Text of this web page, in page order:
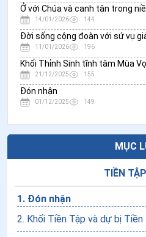
Ở với Chúa và canh tân trong
14/01/2026 144
Đời sống cộng đoàn với sứ vụ
11/01/2026 196
Khối Thỉnh Sinh tĩnh tâm Mùa
21/12/2025 155
Đón nhận
01/12/2025 149
MỤC
TIỀN
1. Đón nhận
2. Khối Tiền Tập và dự bị